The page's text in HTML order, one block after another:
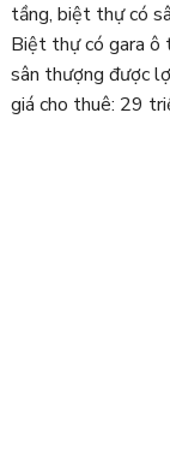
tầng, biệt thự có
Biệt thự có gara ô
sân thượng được
giá cho thuê: 29